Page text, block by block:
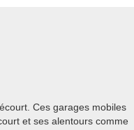
Ces garages mobiles
et ses alentours comme